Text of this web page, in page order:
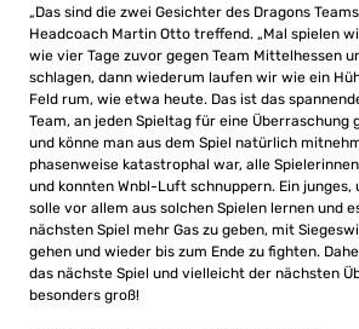
„Das sind die zwei Gesichter des Dragons
Headcoach Martin Otto treffend. „Mal spielen
wie vier Tage zuvor gegen Team Mittelhessen
schlagen, dann wiederum laufen wir wie ein
Feld rum, wie etwa heute. Das ist das
Team, an jeden Spieltag für eine Überraschung
und könne man aus dem Spiel natürlich
phasenweise katastrophal war, alle
und konnten Wnbl-Luft schnuppern. Ein junges,
solle vor allem aus solchen Spielen lernen und
nächsten Spiel mehr Gas zu geben, mit
gehen und wieder bis zum Ende zu fighten.
das nächste Spiel und vielleicht der nächsten
besonders groß!